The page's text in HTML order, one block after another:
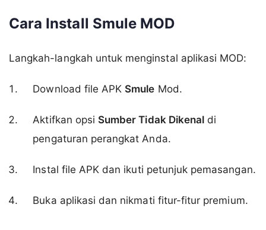
Cara Install Smule MOD
Langkah-langkah untuk menginstal aplikasi MOD:
Download file APK Smule Mod.
Aktifkan opsi Sumber Tidak Dikenal di
pengaturan perangkat Anda.
Instal file APK dan ikuti petunjuk pemasangan.
Buka aplikasi dan nikmati fitur-fitur premium.